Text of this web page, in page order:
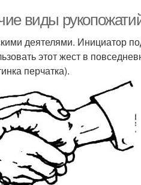
виды
деятелями. Инициатор
этот жест в
перчатка).